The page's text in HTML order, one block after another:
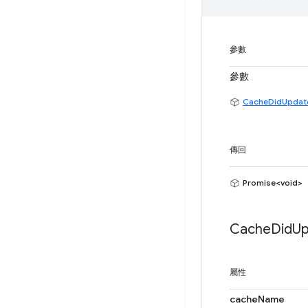
參數
參數
傳回
Promise<void>
CacheDid
屬性
cacheName